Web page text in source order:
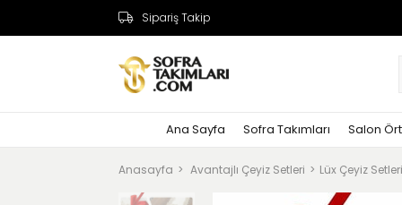
Sipariş Takip
Ana Sayfa Sofra Takımları Salon
Anasayfa Avantajlı Çeyiz Setleri Lüx Çeyiz Setleri